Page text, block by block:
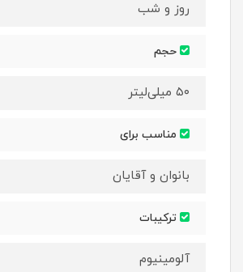
روز و شب
حجم
۵۰ میلی‌لیتر
مناسب برای
بانوان و آقایان
ترکیبات
آلومینیوم